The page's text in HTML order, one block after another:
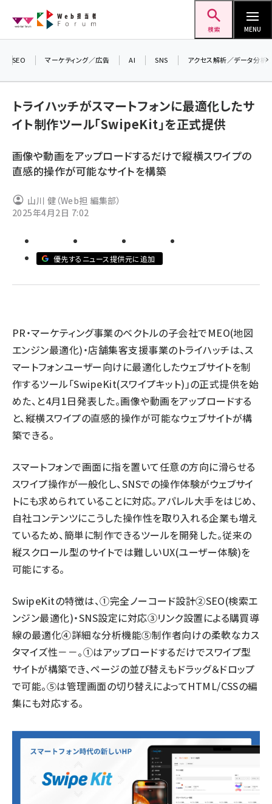
ン
検索 MENU
ai (2801)
note (2310)
z世代 (1620)
SEO マーケティング／広告 AI SNS アクセス解析／データ分析
トライハッチがスマートフォンに最適化したサ
イト制作ツール「SwipeKit」を正式提供
画像や動画をアップロードするだけで縦横スワイプの
直感的操作が可能なサイトを構築
山川 健（Web担 編集部）
2025年4月2日 7:02
優先するニュース提供元に追加
PR・マーケティング事業のベクトルの子会社でMEO(地図
エンジン最適化)・店舗集客支援事業のトライハッチは、ス
マートフォンユーザー向けに最適化したウェブサイトを制
作するツール「SwipeKit(スワイプキット)」の正式提供を始
めた、と4月1日発表した。画像や動画をアップロードする
と、縦横スワイプの直感的操作が可能なウェブサイトが構
築できる。
スマートフォンで画面に指を置いて任意の方向に滑らせる
スワイプ操作が一般化し、SNSでの操作体験がウェブサイ
トにも求められていることに対応。アパレル大手をはじめ、
自社コンテンツにこうした操作性を取り入れる企業も増え
ているため、簡単に制作できるツールを開発した。従来の
縦スクロール型のサイトでは難しいUX(ユーザー体験)を
可能にする。
SwipeKitの特徴は、①完全ノーコード設計②SEO(検索エ
ンジン最適化)・SNS設定に対応③リンク設置による購買導
線の最適化④詳細な分析機能⑤制作者向けの柔軟なカス
タマイズ性－－。①はアップロードするだけでスワイプ型
サイトが構築でき、ページの並び替えもドラッグ＆ドロップ
で可能。⑤は管理画面の切り替えによってHTML/CSSの編
集にも対応する。
差し